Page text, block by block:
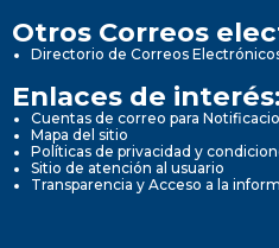
Otros Correos
Directorio de Correos
Enlaces de interés:
Cuentas de correo para
Mapa del sitio
Políticas de privacidad y
Sitio de atención al usuario
Transparencia y Acceso a la